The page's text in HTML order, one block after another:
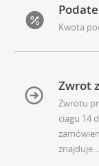
Kwota
Zwrot
Zwrotu
ciagu 14
znajduje